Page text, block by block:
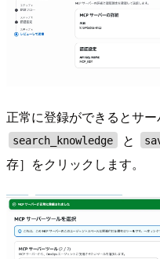
正常に登録ができるとサ
search_knowledge と
存］をクリックします。